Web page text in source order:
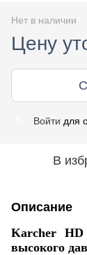
Нет в наличии
Цену
Войти для
В
Описание
Karcher HD
высокого